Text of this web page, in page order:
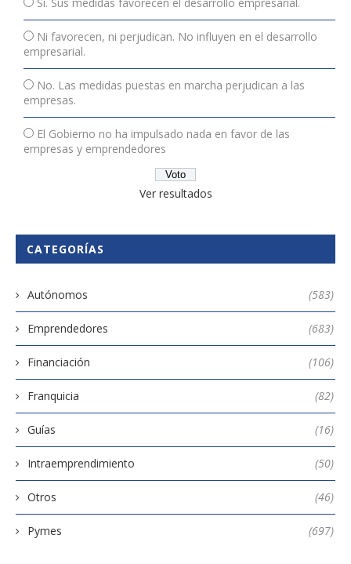
Ni favorecen, ni perjudican. No influyen en el desarrollo
empresarial.
No. Las medidas puestas en marcha perjudican a las
empresas.
El Gobierno no ha impulsado nada en favor de las
empresas y emprendedores
Ver resultados
CATEGORÍAS
Autónomos (583)
Emprendedores (683)
Financiación (106)
Franquicia (82)
Guías (16)
Intraemprendimiento (50)
Otros (46)
Pymes (697)